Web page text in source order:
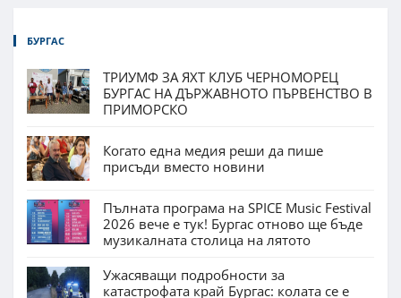
БУРГАС
ТРИУМФ ЗА ЯХТ КЛУБ ЧЕРНОМОРЕЦ
БУРГАС НА ДЪРЖАВНОТО ПЪРВЕНСТВО В
ПРИМОРСКО
Когато една медия реши да пише
присъди вместо новини
Пълната програма на SPICE Music Festival
2026 вече е тук! Бургас отново ще бъде
музикалната столица на лятото
Ужасяващи подробности за
катастрофата край Бургас: колата се е